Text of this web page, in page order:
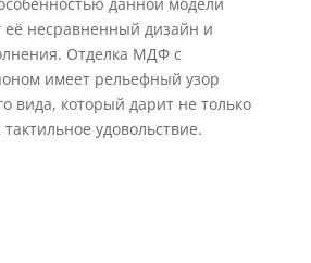
её несравненный дизайн и
Отделка МДФ с
имеет рельефный узор
вида, который дарит не только
удовольствие.